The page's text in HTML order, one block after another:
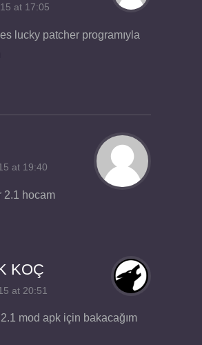
at 17:05
lucky patcher programıyla
at 19:40
2.1 hocam
KOÇ
at 20:51
mod apk için bakacağım